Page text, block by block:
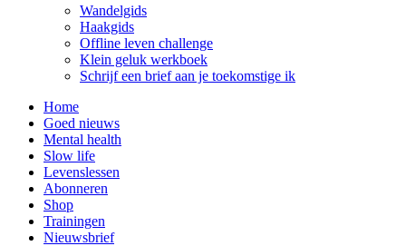
Wandelgids
Haakgids
Offline leven challenge
Klein geluk werkboek
Schrijf een brief aan je toekomstige ik
Home
Goed nieuws
Mental health
Slow life
Levenslessen
Abonneren
Shop
Trainingen
Nieuwsbrief